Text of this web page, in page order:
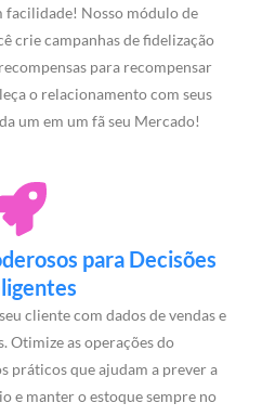
facilidade! Nosso módulo de
crie campanhas de fidelização
para recompensar
o relacionamento com seus
um em um fã seu Mercado!
para Decisões
cliente com dados de vendas e
Otimize as operações do
práticos que ajudam a prever a
e manter o estoque sempre no